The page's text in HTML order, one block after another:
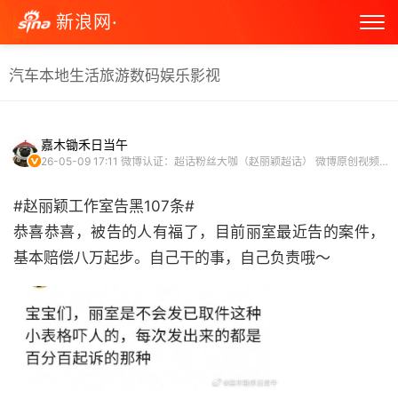
新浪网·
汽车本地生活旅游数码娱乐影视
嘉木锄禾日当午
26-05-09 17:11 微博认证：超话粉丝大咖（赵丽颖超话） 微博原创视频博主
#赵丽颖工作室告黑107条#
恭喜恭喜，被告的人有福了，目前丽室最近告的案件，
基本赔偿八万起步。自己干的事，自己负责哦～ ​